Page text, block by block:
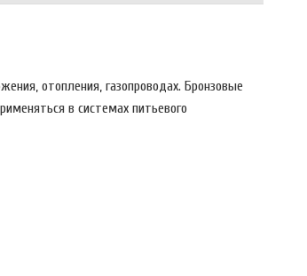
отопления, газопроводах. Бронзовые
в системах питьевого